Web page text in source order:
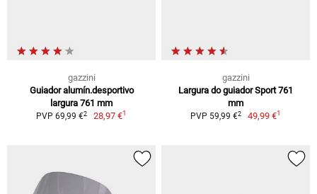
gazzini
Guiador alumín.desportivo
largura 761 mm
PVP 69,99 €2 28,97 €1
gazzini
Largura do guiador Sport 761
mm
PVP 59,99 €2 49,99 €1